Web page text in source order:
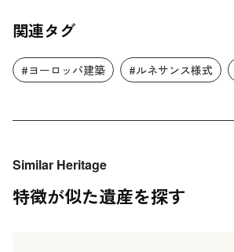
関連タグ
#ヨーロッパ建築 #ルネサンス様式
Similar Heritage
特徴が似た遺産を探す